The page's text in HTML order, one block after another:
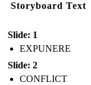
Storyboard Text
Slide: 1
EXPUNERE
Slide: 2
CONFLICT